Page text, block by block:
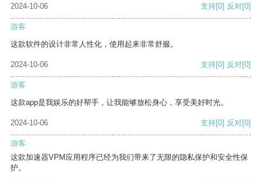
2024-10-06
支持[0] 反对[0]
游客
这款软件的设计非常人性化，使用起来非常舒服。
2024-10-06 支持[0] 反对[0]
游客
这款app是我娱乐的好帮手，让我能够放松身心，享受美好时光。
2024-10-06 支持[0] 反对[0]
游客
这款加速器VPM应用程序已经为我们带来了无限的隐私保护和安全性保
护。